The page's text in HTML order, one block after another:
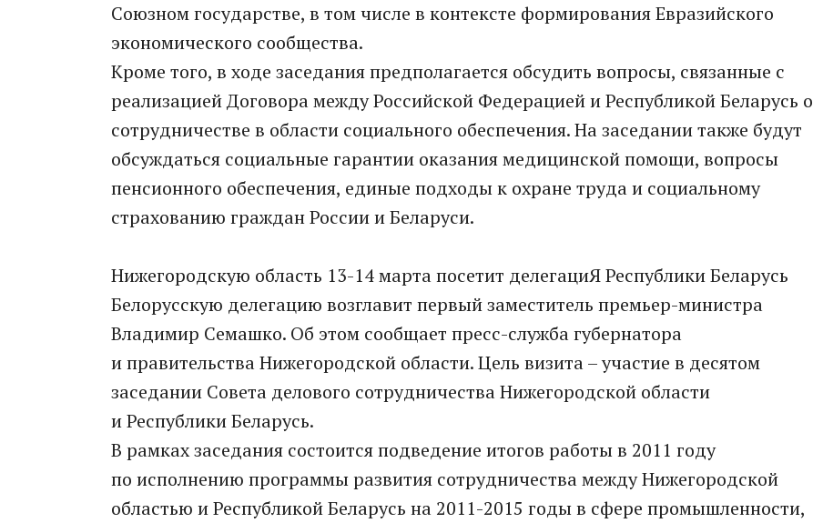
Союзном государстве, в том числе в контексте формирования Евразийского
экономического сообщества.
Кроме того, в ходе заседания предполагается обсудить вопросы, связанные с
реализацией Договора между Российской Федерацией и Республикой Беларусь о
сотрудничестве в области социального обеспечения. На заседании также будут
обсуждаться социальные гарантии оказания медицинской помощи, вопросы
пенсионного обеспечения, единые подходы к охране труда и социальному
страхованию граждан России и Беларуси.
Нижегородскую область 13-14 марта посетит делегациЯ Республики Беларусь
Белорусскую делегацию возглавит первый заместитель премьер-министра
Владимир Семашко. Об этом сообщает пресс-служба губернатора
и правительства Нижегородской области. Цель визита – участие в десятом
заседании Совета делового сотрудничества Нижегородской области
и Республики Беларусь.
В рамках заседания состоится подведение итогов работы в 2011 году
по исполнению программы развития сотрудничества между Нижегородской
областью и Республикой Беларусь на 2011-2015 годы в сфере промышленности,